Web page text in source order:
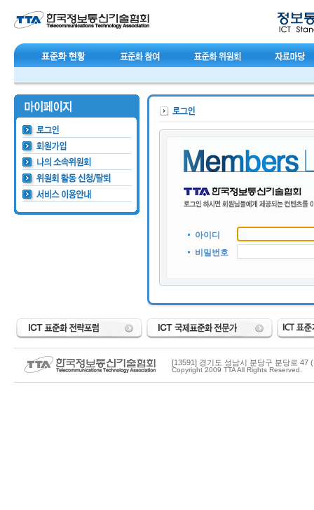
아이디
비밀번호
[13591] 경기도 성남시 분당구 분당로 47
Copyright 2009 TTA All Rights Reserved.